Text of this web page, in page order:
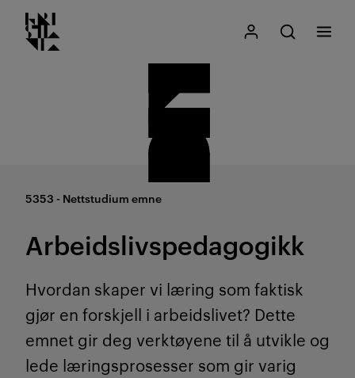
Gå
til
Kristiania logo
Mitt Kristiania
Åpne søk
Søk
Meny
5353 - Nettstudium emne
Arbeidslivspedagogikk
Hvordan skaper vi læring som faktisk
gjør en forskjell i arbeidslivet? Dette
emnet gir deg verktøyene til å utvikle og
lede læringsprosesser som gir varig